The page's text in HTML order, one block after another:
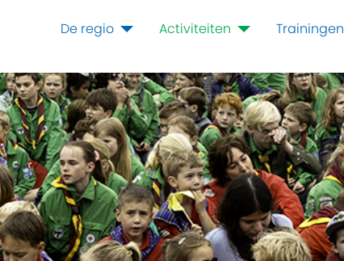
De regio Activiteiten Trainingen